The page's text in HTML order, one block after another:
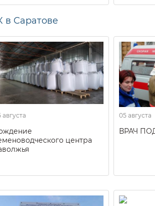
в Саратове
августа
центра
05 августа
ВРАЧ